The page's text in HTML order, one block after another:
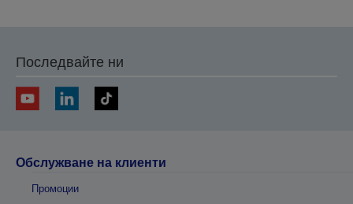
Последвайте ни
Обслужване на клиенти
Промоции